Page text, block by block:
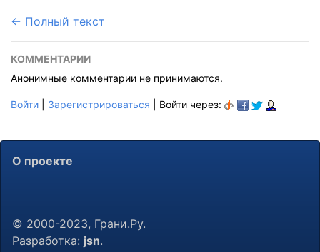
← Полный текст
КОММЕНТАРИИ
Анонимные комментарии не принимаются.
Войти Зарегистрироваться | Войти через:
О проекте
© 2000-2023, Грани.Ру.
Разработка: jsn.